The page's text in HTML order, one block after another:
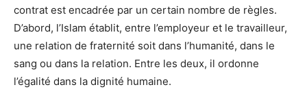
contrat est encadrée par un certain nombre de règles.
D’abord, l’Islam établit, entre l’employeur et le travailleur,
une relation de fraternité soit dans l’humanité, dans le
sang ou dans la relation. Entre les deux, il ordonne
l’égalité dans la dignité humaine.